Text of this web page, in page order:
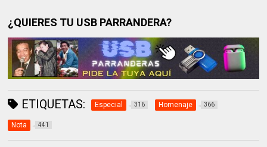
¿QUIERES TU USB PARRANDERA?
ETIQUETAS: Especial 316 Homenaje 366
Nota 441